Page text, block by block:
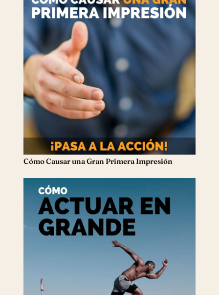
Cómo Causar una Gran Primera Impresión